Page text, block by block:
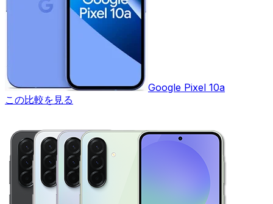
Google Pixel 10a
この比較を見る